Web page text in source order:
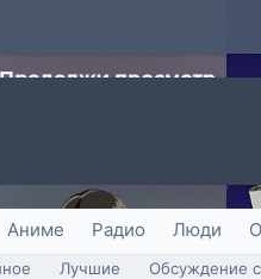
Аниме Радио Люди
Лучшие Обсуждение